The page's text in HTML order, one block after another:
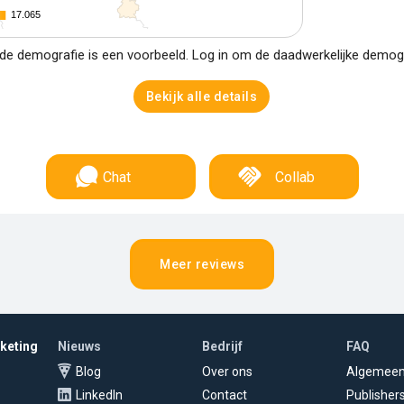
17.065
17.065
demografie is een voorbeeld. Log in om de daadwerkelijke
Bekijk alle details
Chat Collab
Meer reviews
Nieuws
Blog
LinkedIn
Bedrijf
Over ons
Contact
FAQ